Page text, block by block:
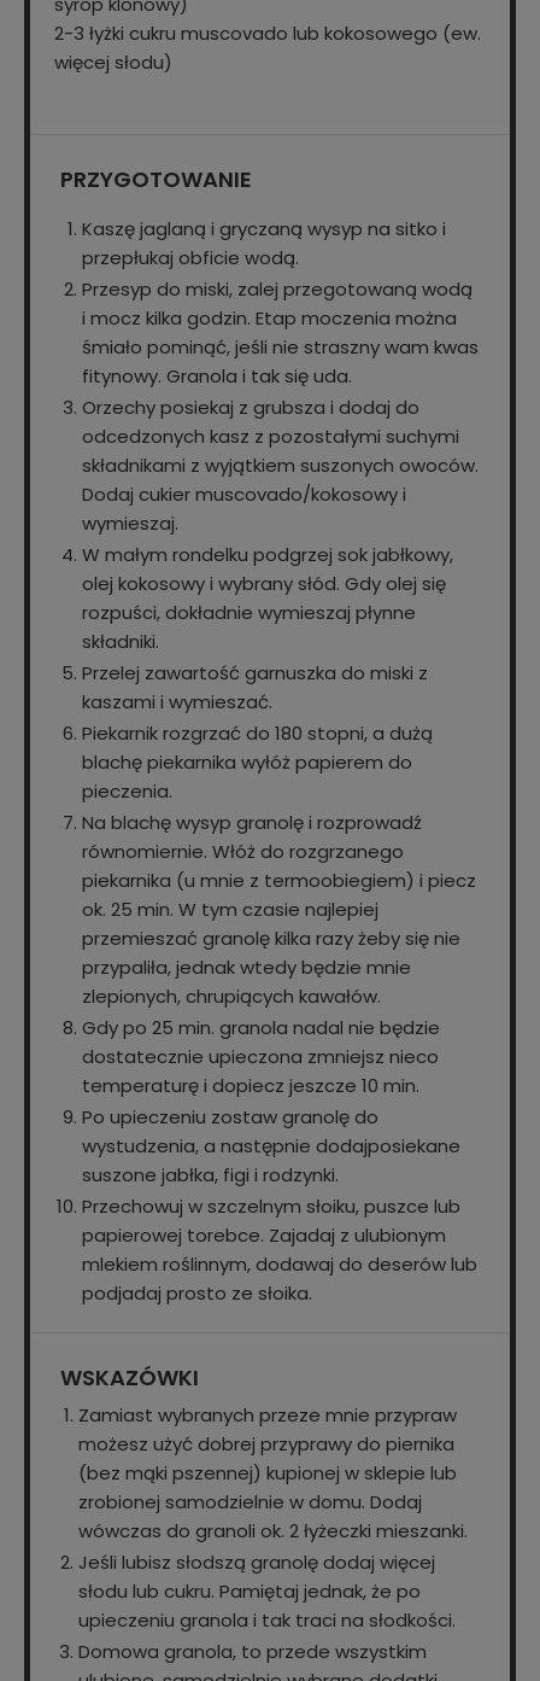
2-3 łyżki cukru muscovado lub kokosowego (ew.
więcej słodu)
PRZYGOTOWANIE
Kaszę jaglaną i gryczaną wysyp na sitko i
przepłukaj obficie wodą.
Przesyp do miski, zalej przegotowaną wodą
i mocz kilka godzin. Etap moczenia można
śmiało pominąć, jeśli nie straszny wam kwas
fitynowy. Granola i tak się uda.
Orzechy posiekaj z grubsza i dodaj do
odcedzonych kasz z pozostałymi suchymi
składnikami z wyjątkiem suszonych owoców.
Dodaj cukier muscovado/kokosowy i
wymieszaj.
W małym rondelku podgrzej sok jabłkowy,
olej kokosowy i wybrany słód. Gdy olej się
rozpuści, dokładnie wymieszaj płynne
składniki.
Przelej zawartość garnuszka do miski z
kaszami i wymieszać.
Piekarnik rozgrzać do 180 stopni, a dużą
blachę piekarnika wyłóż papierem do
pieczenia.
Na blachę wysyp granolę i rozprowadź
równomiernie. Włóż do rozgrzanego
piekarnika (u mnie z termoobiegiem) i piecz
ok. 25 min. W tym czasie najlepiej
przemieszać granolę kilka razy żeby się nie
przypaliła, jednak wtedy będzie mnie
zlepionych, chrupiących kawałów.
Gdy po 25 min. granola nadal nie będzie
dostatecznie upieczona zmniejsz nieco
temperaturę i dopiecz jeszcze 10 min.
Po upieczeniu zostaw granolę do
wystudzenia, a następnie dodajposiekane
suszone jabłka, figi i rodzynki.
Przechowuj w szczelnym słoiku, puszce lub
papierowej torebce. Zajadaj z ulubionym
mlekiem roślinnym, dodawaj do deserów lub
podjadaj prosto ze słoika.
WSKAZÓWKI
Zamiast wybranych przeze mnie przypraw
możesz użyć dobrej przyprawy do piernika
(bez mąki pszennej) kupionej w sklepie lub
zrobionej samodzielnie w domu. Dodaj
wówczas do granoli ok. 2 łyżeczki mieszanki.
Jeśli lubisz słodszą granolę dodaj więcej
słodu lub cukru. Pamiętaj jednak, że po
upieczeniu granola i tak traci na słodkości.
Domowa granola, to przede wszystkim